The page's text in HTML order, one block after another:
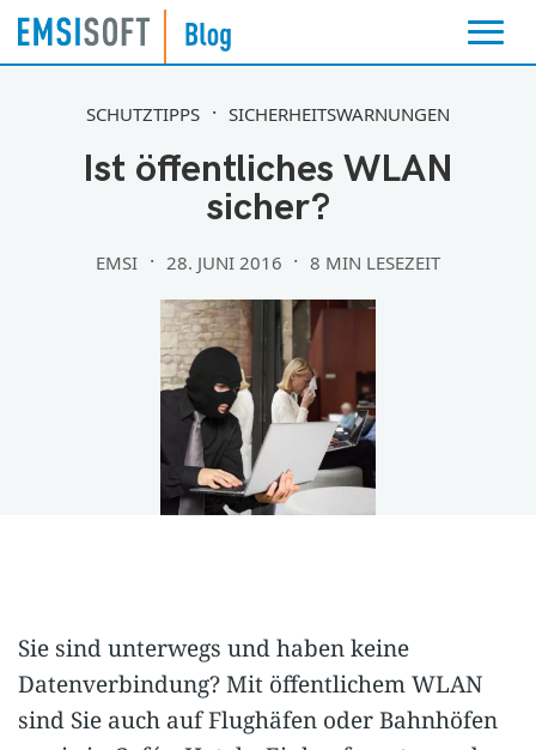
SCHUTZTIPPS SICHERHEITSWARNUNGEN
Ist öffentliches WLAN
sicher?
EMSI 28. JUNI 2016 8 MIN LESEZEIT
Sie sind unterwegs und haben keine
Datenverbindung? Mit öffentlichem WLAN
sind Sie auch auf Flughäfen oder Bahnhöfen